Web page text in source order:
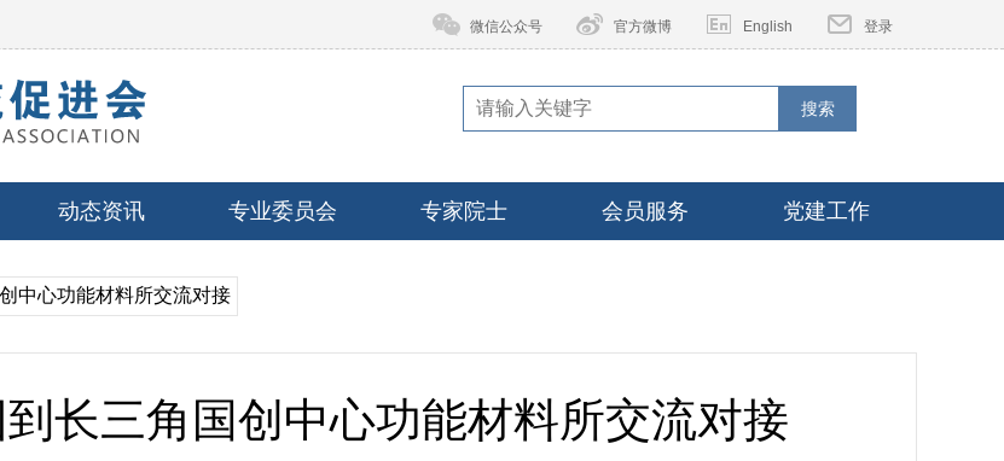
微信公众号 官方微博 English 登录
搜索
动态资讯 专业委员会 专家院士 会员服务 党建工作
中心功能材料所交流对接
长三角国创中心功能材料所交流对接